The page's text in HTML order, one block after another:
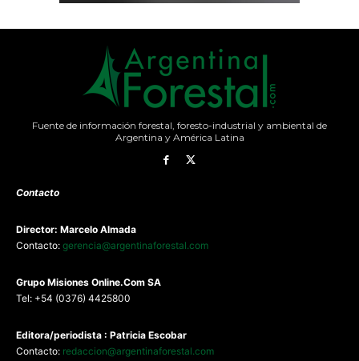
Fuente de información forestal, foresto-industrial y ambiental de
Argentina y América Latina
Contacto
Director: Marcelo Almada
Contacto: gerencia@argentinaforestal.com
Grupo Misiones Online.Com SA
Tel: +54 (0376) 4425800
Editora/periodista : Patricia Escobar
Contacto: redaccion@argentinaforestal.com